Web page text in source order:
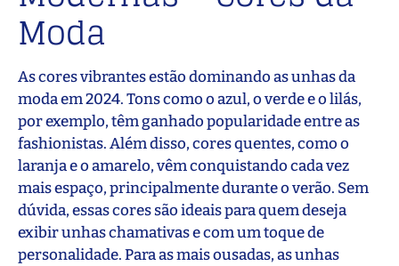
Moda
As cores vibrantes estão dominando as unhas da
moda em 2024. Tons como o azul, o verde e o lilás,
por exemplo, têm ganhado popularidade entre as
fashionistas. Além disso, cores quentes, como o
laranja e o amarelo, vêm conquistando cada vez
mais espaço, principalmente durante o verão. Sem
dúvida, essas cores são ideais para quem deseja
exibir unhas chamativas e com um toque de
personalidade. Para as mais ousadas, as unhas